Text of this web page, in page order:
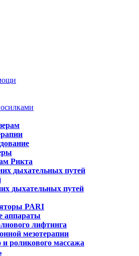
Рикта
дыхательных путей
дыхательных путей
PARI
аппараты
лифтинга
мезотерапии
роликового массажа